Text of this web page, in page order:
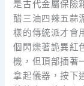
是古代金屬保險
醋三油四辣五蒜
樣的傳統派才會
個閃爍著詭異紅
機，但頂部插著
拿起儀器，按